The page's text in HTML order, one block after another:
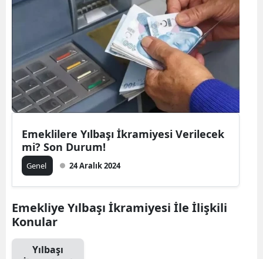
Emeklilere Yılbaşı İkramiyesi Verilecek
mi? Son Durum!
Genel 24 Aralık 2024
Emekliye Yılbaşı İkramiyesi İle İlişkili
Konular
Yılbaşı